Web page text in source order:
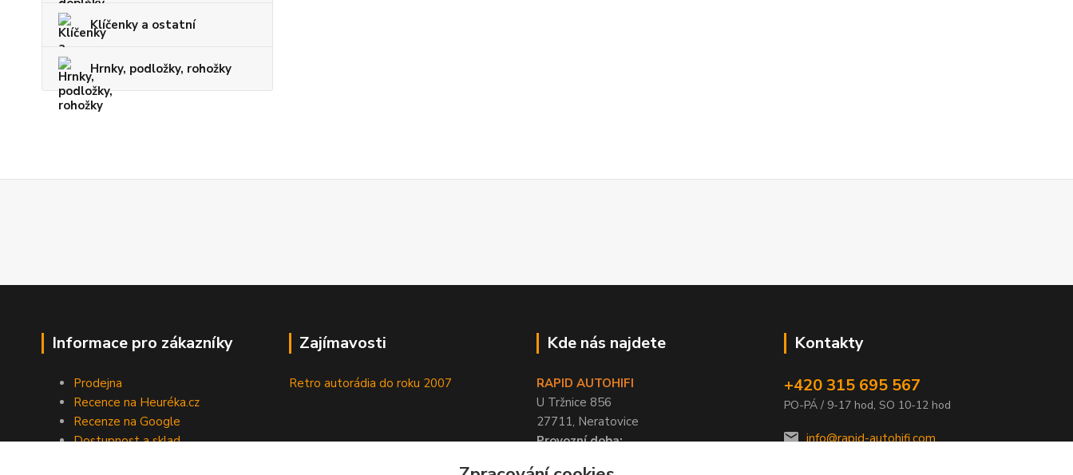
Klíčenky a ostatní
Hrnky, podložky, rohožky
Informace pro zákazníky
Prodejna
Recence na Heuréka.cz
Recenze na Google
Dostupnost a sklad
Zajímavosti
Retro autorádia do roku 2007
Kde nás najdete
RAPID AUTOHIFI
U Tržnice 856
27711, Neratovice
Provozní doba:
Kontakty
+420 315 695 567
PO-PÁ / 9-17 hod, SO 10-12 hod
info@rapid-autohifi.com